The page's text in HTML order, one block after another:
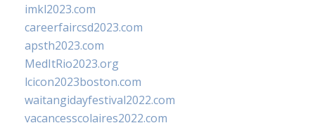
imkl2023.com
careerfaircsd2023.com
apsth2023.com
MedItRio2023.org
lcicon2023boston.com
waitangidayfestival2022.com
vacancesscolaires2022.com